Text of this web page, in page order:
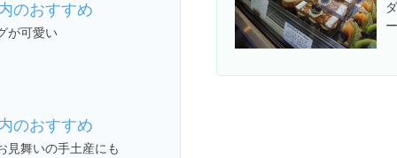
のおすすめ
が可愛い
のおすすめ
見舞いの手土産にも